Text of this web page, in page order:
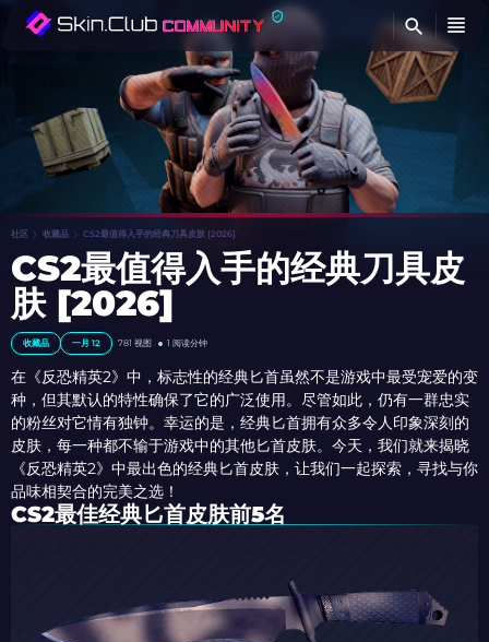
社区 收藏品 CS2最值得入手的经典刀具皮肤 [2026]
CS2最值得入手的经典刀具皮
肤 [2026]
收藏品 一月 12 781 视图 1 阅读分钟
在《反恐精英2》中，标志性的经典匕首虽然不是游戏中最受宠爱的变
种，但其默认的特性确保了它的广泛使用。尽管如此，仍有一群忠实
的粉丝对它情有独钟。幸运的是，经典匕首拥有众多令人印象深刻的
皮肤，每一种都不输于游戏中的其他匕首皮肤。今天，我们就来揭晓
《反恐精英2》中最出色的经典匕首皮肤，让我们一起探索，寻找与你
品味相契合的完美之选！
CS2最佳经典匕首皮肤前5名